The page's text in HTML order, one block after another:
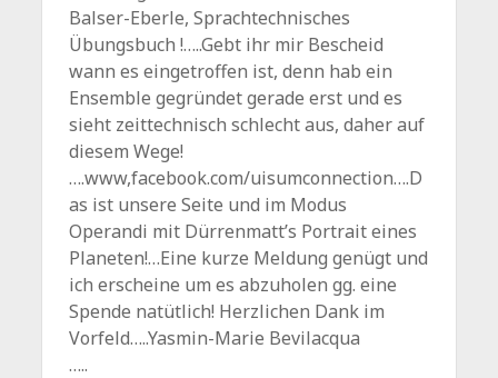
Balser-Eberle, Sprachtechnisches
Übungsbuch !…..Gebt ihr mir Bescheid
wann es eingetroffen ist, denn hab ein
Ensemble gegründet gerade erst und es
sieht zeittechnisch schlecht aus, daher auf
diesem Wege!
….www,facebook.com/uisumconnection….D
as ist unsere Seite und im Modus
Operandi mit Dürrenmatt’s Portrait eines
Planeten!…Eine kurze Meldung genügt und
ich erscheine um es abzuholen gg. eine
Spende natütlich! Herzlichen Dank im
Vorfeld…..Yasmin-Marie Bevilacqua
…..